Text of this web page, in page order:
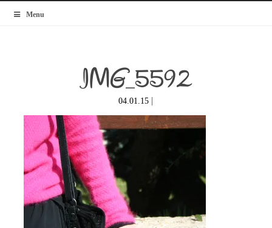
Menu
MyBlogMode
IMG_5592
04.01.15 |